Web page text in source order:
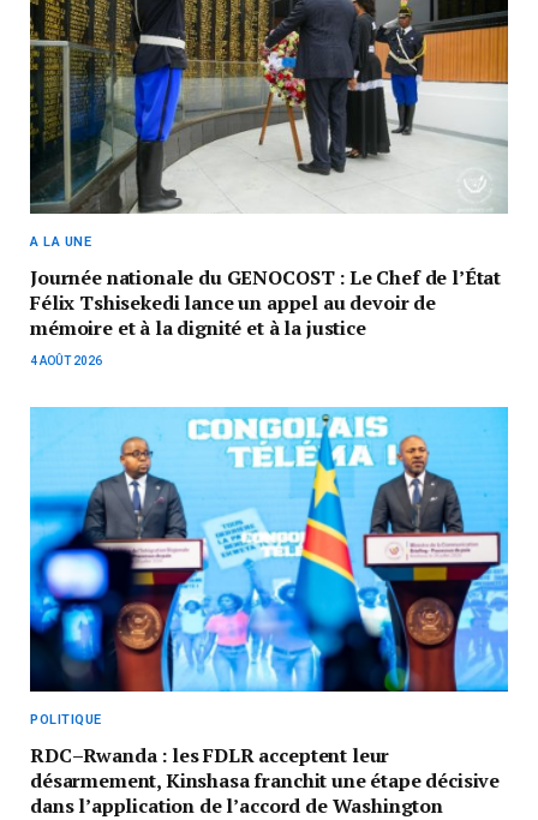
A LA UNE
Journée nationale du GENOCOST : Le Chef de l’État
Félix Tshisekedi lance un appel au devoir de
mémoire et à la dignité et à la justice
4 AOÛT 2026
POLITIQUE
RDC–Rwanda : les FDLR acceptent leur
désarmement, Kinshasa franchit une étape décisive
dans l’application de l’accord de Washington